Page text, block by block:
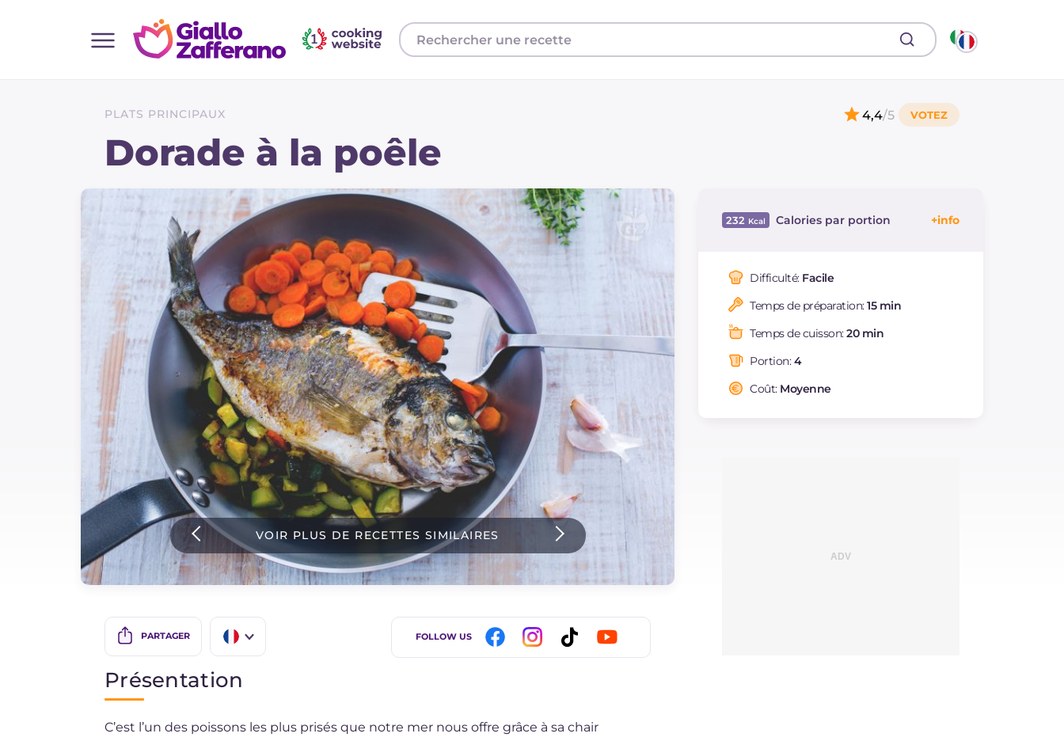
Toutes les recettes
Plats principaux
Boissons et rafraîchissements
Accompagnement
Pizzas et focaccia
Gateaux et patisserie
Dernieres recettes
Instagram
YouTube
PLATS PRINCIPAUX
Dorade à la poêle
4,4/5
VOIR PLUS DE RECETTES SIMILAIRES
PARTAGER
BR
FOLLOW US
232 Calories par portion
Dont sucres
Protéine g
Graisses
saturés
Fibre
Cholestérol
Difficulté: Facile
Temps de préparation:15 min
Temps de cuisson:20 min
Portion:4
Coût: Moyenne
Présentation
C’est l’un des poissons les plus prisés que notre mer nous offre grâce à sa chair